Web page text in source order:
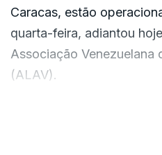
ESTE CONTEÚDO ESTÁ
INDISPONÍVEL
Caracas, estão
quarta-feira, adiantou
Associação Venezuelana
(ALAV).